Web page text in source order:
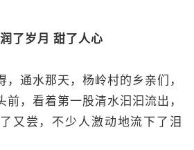
岁月 甜了人心
通水那天，杨岭村的乡亲们，
前，看着第一股清水汩汩流出，
又尝，不少人激动地流下了泪